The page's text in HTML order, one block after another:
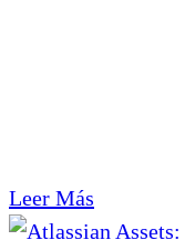
Leer Más